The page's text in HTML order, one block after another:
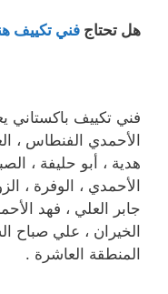
هل تحتاج فني تكييف
فني تكييف
الأحمدي الفنطاس ،
هدية ، أبو حليفة ،
الأحمدي ، الوفرة ،
جابر العلي ، فهد
الخيران ، علي صباح
المنطقة العاشرة .